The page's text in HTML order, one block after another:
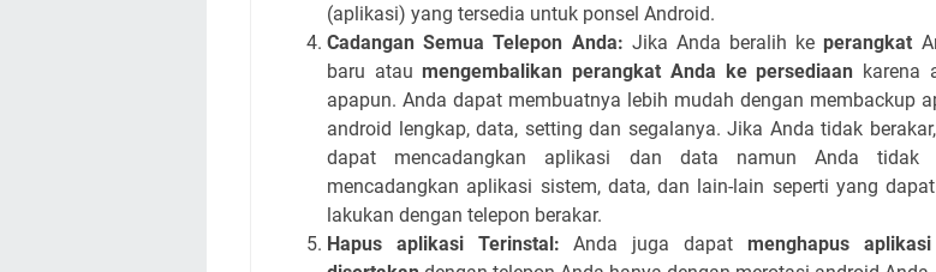
(aplikasi) yang tersedia untuk ponsel Android.
Cadangan Semua Telepon Anda: Jika Anda beralih keperangkat
baru ataumengembalikan perangkat Anda ke persediaan karena
apapun. Anda dapat membuatnya lebih mudah dengan membackup
android lengkap, data, setting dan segalanya. Jika Anda tidak
dapat mencadangkan aplikasi dan data namun Anda tidak
mencadangkan aplikasi sistem, data, dan lain-lain seperti yang
lakukan dengan telepon berakar.
Hapus aplikasi Terinstal: Anda juga dapat menghapus